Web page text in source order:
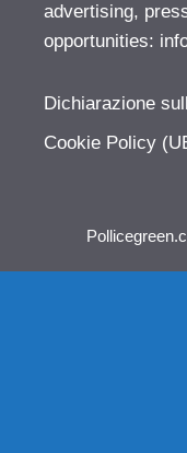
advertising,
opportunities:
Dichiarazione
Cookie Policy